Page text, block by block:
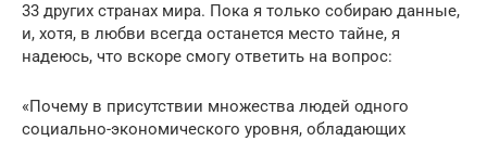
33 других странах мира. Пока я только собираю данные,
и, хотя, в любви всегда останется место тайне, я
надеюсь, что вскоре смогу ответить на вопрос:
«Почему в присутствии множества людей одного
социально-экономического уровня, обладающих